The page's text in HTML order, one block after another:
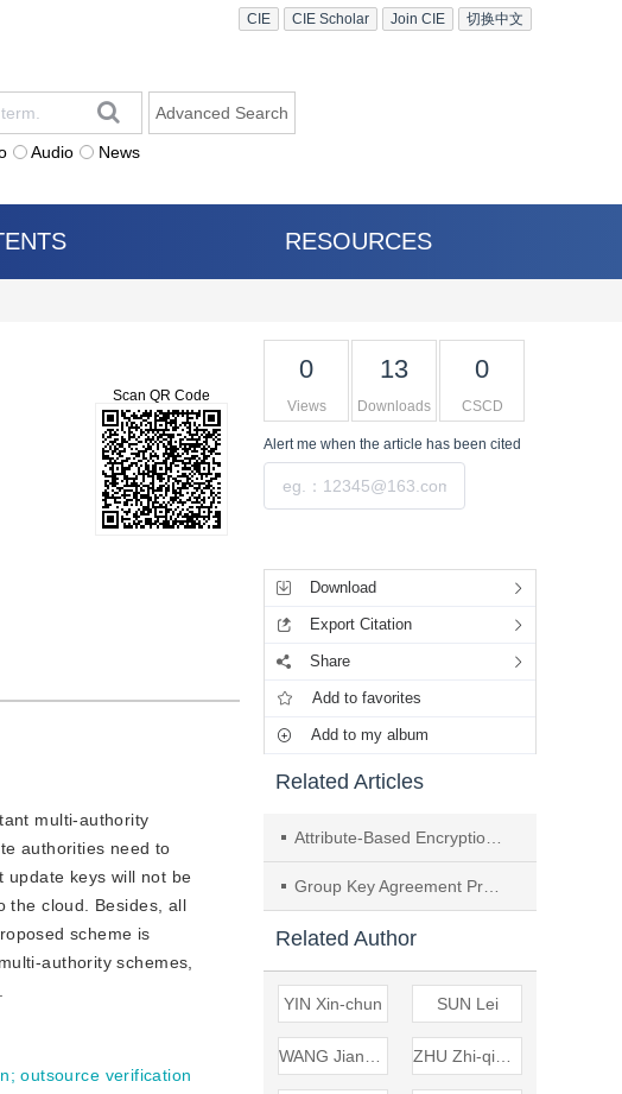
切换中文
Join CIE
CIE Scholar
CIE
Audio News
Advanced Search
RESOURCES
Scan QR Code
multi-authority
authorities need to
update keys will not be
the cloud. Besides, all
scheme is
authority schemes,
;outsource verification
0
Views
13
Downloads
0
CSCD
Alert me when the article has been cited
Download
Export Citation
Share
Add to favorites
Add to my album
Related Articles
Attribute-Based Encryption with Attribute Revocation and Constant-Size Ciphertext
Group Key Agreement Protocol Based on Dynamic Attribute Permissions for Edge-Cloud Collaboration Scenarios
Related Author
YIN Xin-chun SUN Lei